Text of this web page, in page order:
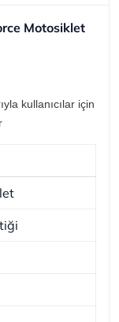
Motosiklet
kullanıcılar için